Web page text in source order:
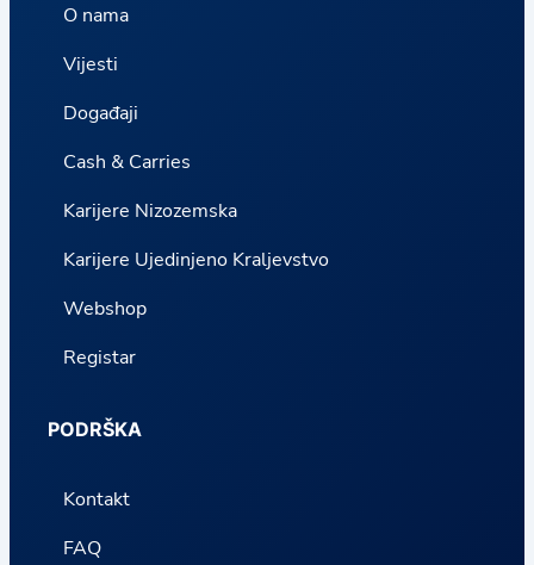
O nama
Vijesti
Događaji
Cash & Carries
Karijere Nizozemska
Karijere Ujedinjeno Kraljevstvo
Webshop
Registar
PODRŠKA
Kontakt
FAQ